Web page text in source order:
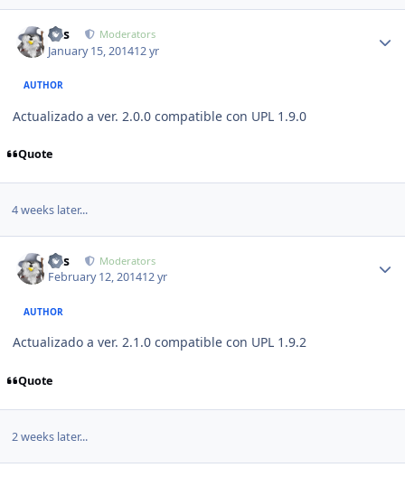
luis Moderators
January 15, 201412 yr
AUTHOR
Actualizado a ver. 2.0.0 compatible con UPL 1.9.0
Quote
4 weeks later...
luis Moderators
February 12, 201412 yr
AUTHOR
Actualizado a ver. 2.1.0 compatible con UPL 1.9.2
Quote
2 weeks later...